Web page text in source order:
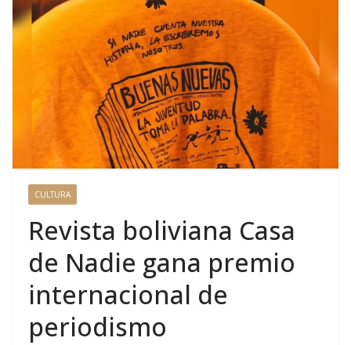
CULTURA
Revista boliviana Casa
de Nadie gana premio
internacional de
periodismo